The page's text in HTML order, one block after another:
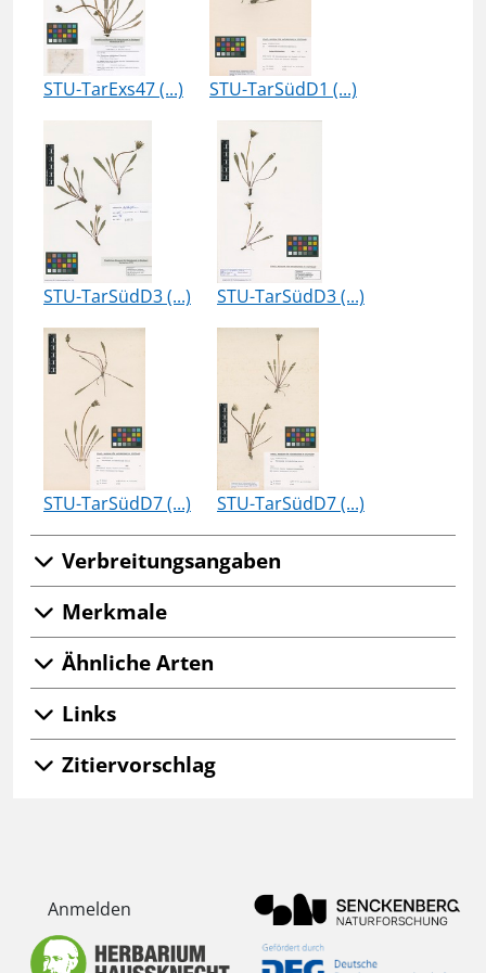
STU-TarExs47 (...) STU-TarSüdD1 (...)
STU-TarSüdD3 (...) STU-TarSüdD3 (...)
STU-TarSüdD7 (...) STU-TarSüdD7 (...)
Verbreitungsangaben
Merkmale
Ähnliche Arten
Links
Zitiervorschlag
Anmelden